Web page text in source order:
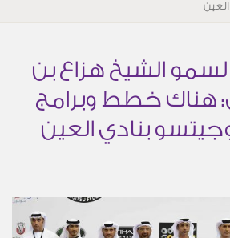
العين
الشيخ هزاع بن
هناك خطط وبرامج
بنادي العين